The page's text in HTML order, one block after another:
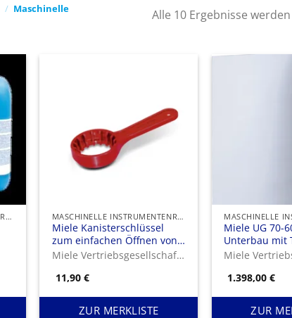
/ Maschinelle
Alle 10 Ergebnisse
MASCHINELLE INSTRUMENTENREINIGUNG MASCHINELLE INSTRUMENTENREINIGUNG UND -DESINFEKTION
Miele Kanisterschlüssel
zum einfachen Öffnen von
ProCare 5-, 10- und 20 l
Miele Vertriebsgesellschaft Deutschland KG
11,90 €
ZUR MERKLISTE
Miele UG 70-
Unterbau mit Tür
– Höhe 70 cm.
1.398,00€
ZUR